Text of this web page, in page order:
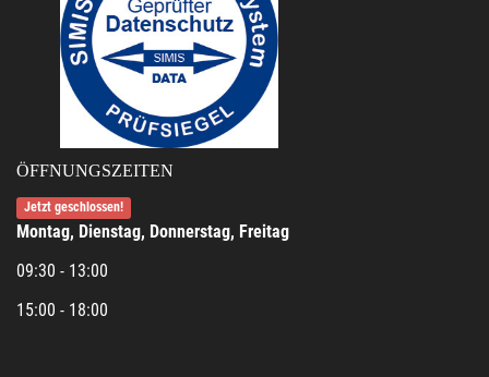
ÖFFNUNGSZEITEN
Jetzt geschlossen!
Montag, Dienstag, Donnerstag, Freitag
09:30 - 13:00
15:00 - 18:00